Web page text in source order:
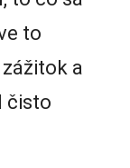
to
a
čisto